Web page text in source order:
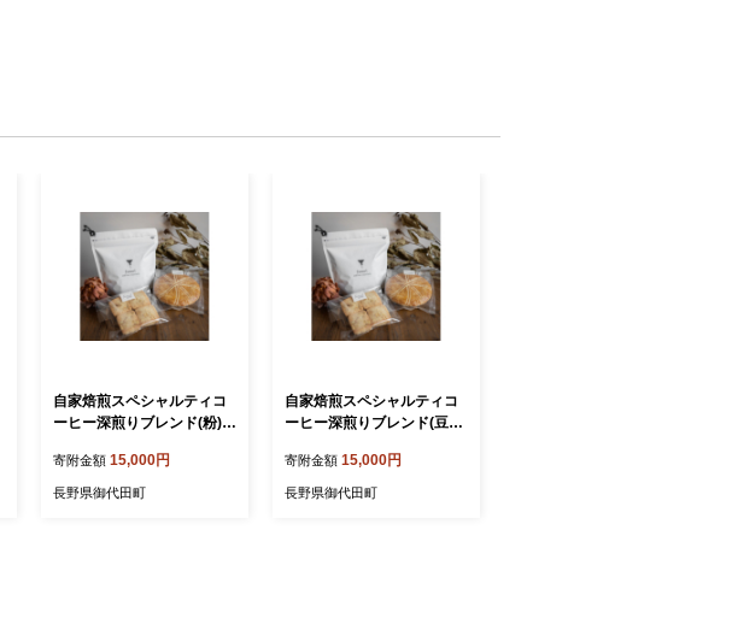
自家焙煎スペシャルティコ
ーヒー深煎りブレンド(粉)と
40834】
寄附金額 15,000円
長野県御代田町
自家焙煎スペシャルティコ
ーヒー深煎りブレンド(豆の
ト【1140831】
寄附金額 15,000円
長野県御代田町